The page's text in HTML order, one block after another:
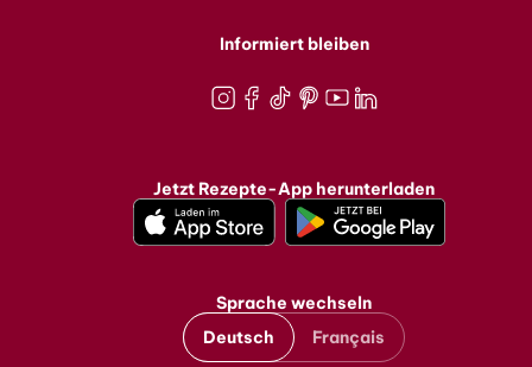
Informiert bleiben
Jetzt Rezepte-App herunterladen
Sprache wechseln
Deutsch
Français